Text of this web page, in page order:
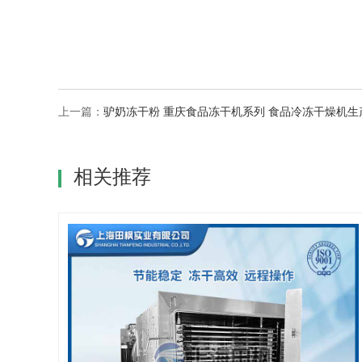
上一篇： 驴奶冻干粉 重庆食品冻干机系列 食品冷冻干燥机生
相关推荐